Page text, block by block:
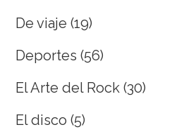
De viaje (19)
Deportes (56)
El Arte del Rock (30)
El disco (5)